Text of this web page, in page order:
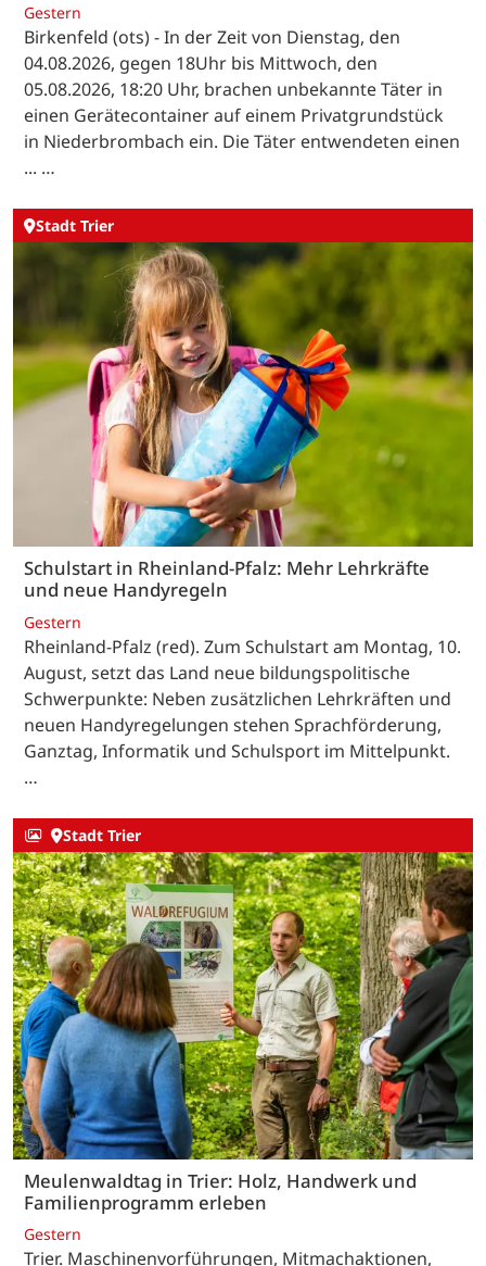
Gestern
Birkenfeld (ots) - In der Zeit von Dienstag, den
04.08.2026, gegen 18Uhr bis Mittwoch, den
05.08.2026, 18:20 Uhr, brachen unbekannte Täter in
einen Gerätecontainer auf einem Privatgrundstück
in Niederbrombach ein. Die Täter entwendeten einen
... …
Stadt Trier
Schulstart in Rheinland-Pfalz: Mehr Lehrkräfte
und neue Handyregeln
Gestern
Rheinland-Pfalz (red). Zum Schulstart am Montag, 10.
August, setzt das Land neue bildungspolitische
Schwerpunkte: Neben zusätzlichen Lehrkräften und
neuen Handyregelungen stehen Sprachförderung,
Ganztag, Informatik und Schulsport im Mittelpunkt.
…
Stadt Trier
Meulenwaldtag in Trier: Holz, Handwerk und
Familienprogramm erleben
Gestern
Trier. Maschinenvorführungen, Mitmachaktionen,